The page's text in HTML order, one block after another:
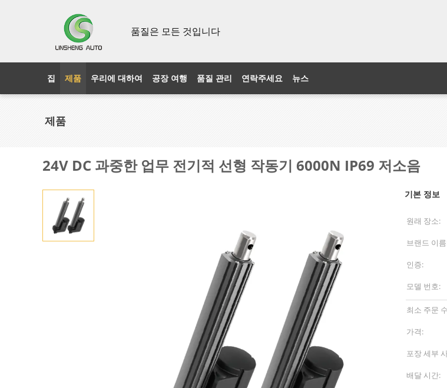
품질은 모든 것입니다
집 제품 우리에 대하여 공장 여행 품질 관리 연락주세요 뉴스
제품
24V DC 과중한 업무 전기적 선형 작동기 6000N IP69 저소음
기본 정보
원래 장소:
브랜드 이
인증:
모델 번호:
최소 주문
가격:
포장 세부
배달 시간: